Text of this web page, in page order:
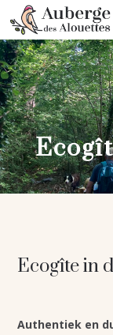
Ecogîte in
Authentiek en